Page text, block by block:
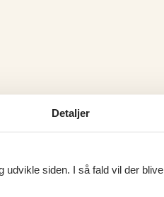
Detaljer
siden. I så fald vil der blive